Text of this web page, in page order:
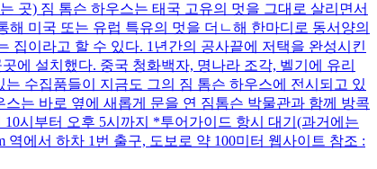
곳) 짐 톰슨 하우스는 태국 고유의 멋을 그대로 살리면서
미국 또는 유럽 특유의 멋을 더ㄴ해 한마디로 동서양의
집이라고 할 수 있다. 1년간의 공사끝에 저택을 완성시킨
에 설치했다. 중국 청화백자, 명나라 조각, 벨기에 유리
수집품들이 지금도 그의 짐 톰슨 하우스에 전시되고 있
는 바로 옆에 새롭게 문을 연 짐톰슨 박물관과 함께 방콕
시부터 오후 5시까지 *투어가이드 항시 대기(과거에는
에서 하차 1번 출구, 도보로 약 100미터 웹사이트 참조 :